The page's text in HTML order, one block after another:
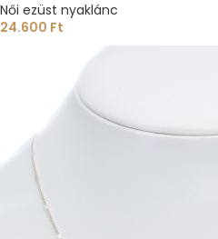
Női ezüst nyaklánc
24.600 Ft